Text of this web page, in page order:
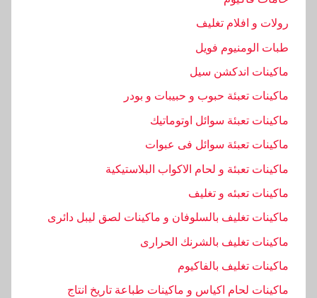
رولات و افلام تغليف
طبات الومنيوم فويل
ماكينات اندكشن سيل
ماكينات تعبئة حبوب و حبيبات و بودر
ماكينات تعبئة سوائل اوتوماتيك
ماكينات تعبئة سوائل فى عبوات
ماكينات تعبئة و لحام الاكواب البلاستيكية
ماكينات تعبئه و تغليف
ماكينات تغليف بالسلوفان و ماكينات لصق ليبل دائرى
ماكينات تغليف بالشرنك الحرارى
ماكينات تغليف بالفاكيوم
ماكينات لحام اكياس و ماكينات طباعة تاريخ انتاج